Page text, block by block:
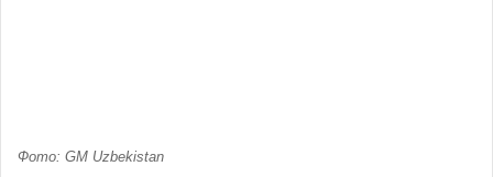
Фото: GM Uzbekistan